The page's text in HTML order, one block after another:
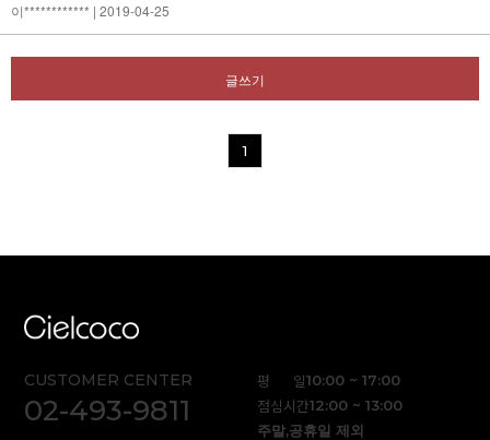
이************ | 2019-04-25
글쓰기
1
CUSTOMER CENTER
02-493-9811
평 일10:00 ~ 17:00
점심시간12:00 ~ 13:00
주말,공휴일 제외